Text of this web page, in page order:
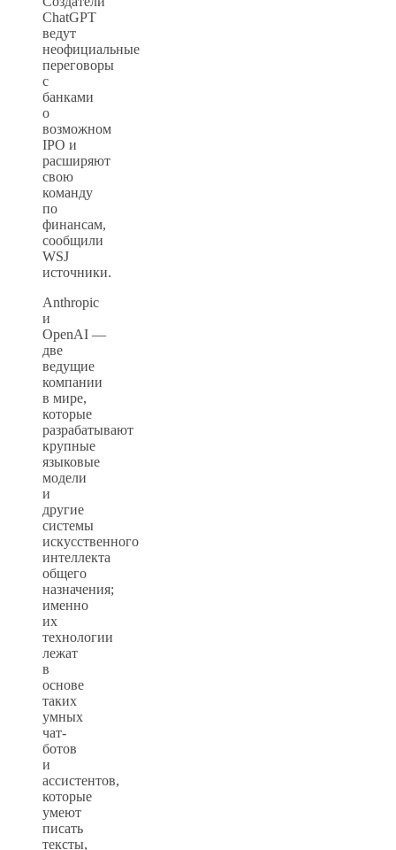
ChatGPT
ведут
неофициальные
переговоры
с
банками
о
возможном
IPO и
расширяют
свою
команду
по
финансам,
сообщили
WSJ
источники.
Anthropic
и
OpenAI —
две
ведущие
компании
в мире,
которые
разрабатывают
крупные
языковые
модели
и
другие
системы
искусственного
интеллекта
общего
назначения;
именно
их
технологии
лежат
в
основе
таких
умных
чат-
ботов
и
ассистентов,
которые
умеют
писать
тексты,